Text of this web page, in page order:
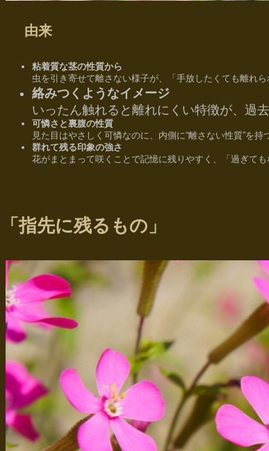
由来
粘着質な茎の性質から
虫を引き寄せて離さない様子が、「手放したくても離れ
絡みつくようなイメージ
いったん触れると離れにくい特徴が、過
可憐さと裏腹の性質
見た目はやさしく可憐なのに、内側に“離さない性質”を
群れて残る印象の強さ
花がまとまって咲くことで記憶に残りやすく、「過ぎて
「指先に残るもの」